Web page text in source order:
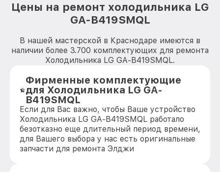
Цены на ремонт холодильника LG
GA-B419SMQL
В нашей мастерской в Краснодаре имеются в
наличии более 3.700 комплектующих для ремонта
Холодильника LG GA-B419SMQL.
Фирменные комплектующие
для Холодильника LG GA-
B419SMQL
Если для Вас важно, чтобы Ваше устройство
Холодильника LG GA-B419SMQL работало
безотказно еще длительный период времени,
для Вашего выбора у нас есть оригинальные
запчасти для ремонта Элджи